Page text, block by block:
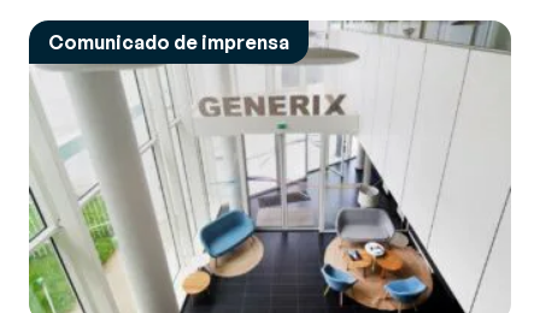
Comunicado de imprensa